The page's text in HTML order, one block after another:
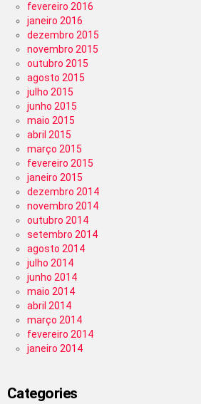
fevereiro 2016
janeiro 2016
dezembro 2015
novembro 2015
outubro 2015
agosto 2015
julho 2015
junho 2015
maio 2015
abril 2015
março 2015
fevereiro 2015
janeiro 2015
dezembro 2014
novembro 2014
outubro 2014
setembro 2014
agosto 2014
julho 2014
junho 2014
maio 2014
abril 2014
março 2014
fevereiro 2014
janeiro 2014
Categories